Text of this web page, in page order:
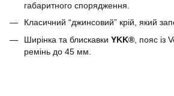
габаритного спорядження.
Класичний “джинсовий” крій, який
Ширінка та блискавки YKK® , пояс із
ремінь до 45 мм.